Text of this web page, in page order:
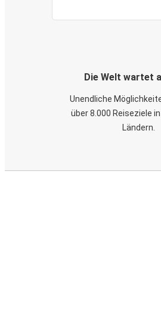
Die Welt wartet
Unendliche
über 8.000 Reiseziele
Ländern.